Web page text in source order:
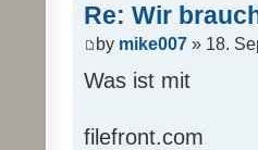
Re: Wir
by mike007 » 18.
Was ist mit
filefront.com